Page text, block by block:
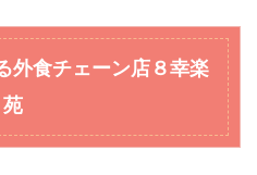
外食チェーン店 ８幸楽
苑